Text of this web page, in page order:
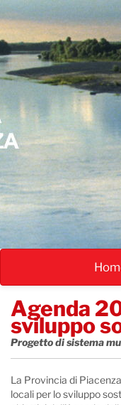
al
contenuto
principale
Agenda
sviluppo
Progetto di sistema
La Provincia di
locali per lo sviluppo